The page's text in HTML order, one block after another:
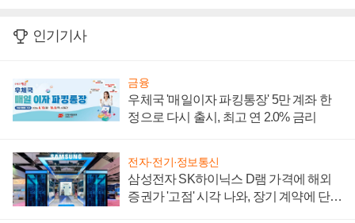
인기기사
금융
우체국 '매일이자 파킹통장' 5만 계좌 한
정으로 다시 출시, 최고 연 2.0% 금리
전자·전기·정보통신
삼성전자 SK하이닉스 D램 가격에 해외
증권가 '고점' 시각 나와, 장기 계약에 단점